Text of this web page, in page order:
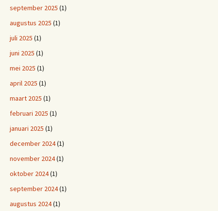
september 2025 (1)
augustus 2025 (1)
juli 2025 (1)
juni 2025 (1)
mei 2025 (1)
april 2025 (1)
maart 2025 (1)
februari 2025 (1)
januari 2025 (1)
december 2024(1)
november 2024(1)
oktober 2024(1)
september 2024(1)
augustus 2024(1)